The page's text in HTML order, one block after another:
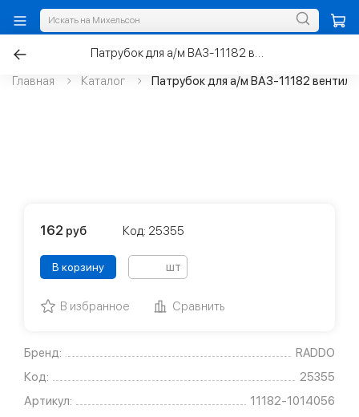
Главная Каталог Патрубок для а/м ВАЗ-11182
Бренд:
RADDO
Код:
25355
Артикул:
11182-1014056
162 руб Код: 25355
В корзину шт
В избранное Сравнить